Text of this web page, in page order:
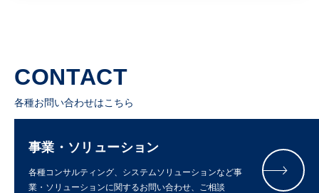
CONTACT
各種お問い合わせはこちら
事業・ソリューション
各種コンサルティング、システムソリューションなど事
業・ソリューションに関するお問い合わせ、ご相談